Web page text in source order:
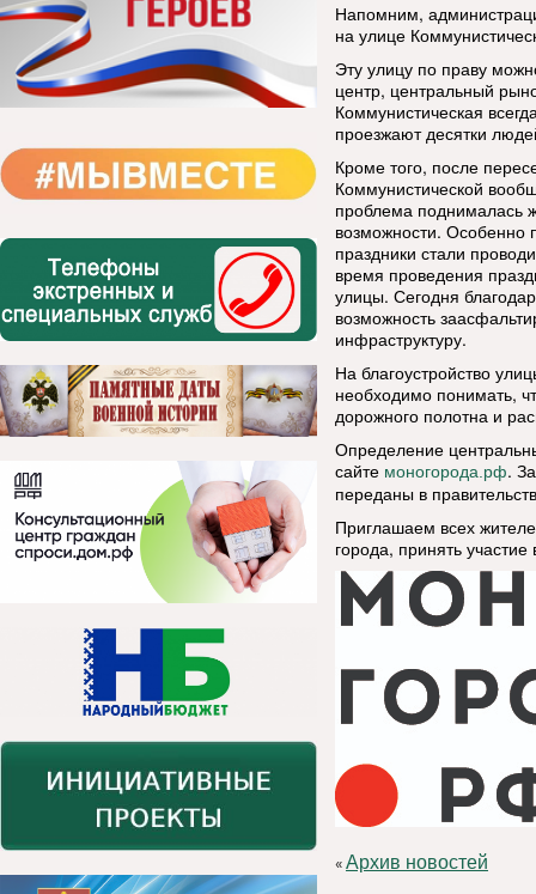
Напомним,
на улице
Эту улицу по праву
центр, центральный
Коммунистическая
проезжают десятки
Кроме того, после
Коммунистической
проблема поднималась
возможности. Особенно
праздники стали
время проведения
улицы. Сегодня
возможность
инфраструктуру.
На благоустройство
необходимо понимать,
дорожного полотна и
Определение
сайте моногорода.рф.
переданы в
Приглашаем всех
города, принять участие
«Архив новостей